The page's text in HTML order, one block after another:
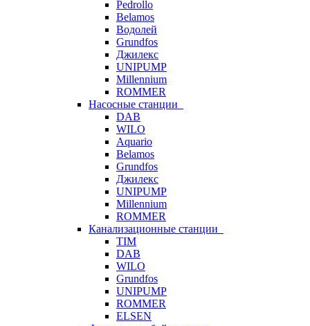
Pedrollo
Belamos
Водолей
Grundfos
Джилекс
UNIPUMP
Millennium
ROMMER
Насосные станции
DAB
WILO
Aquario
Belamos
Grundfos
Джилекс
UNIPUMP
Millennium
ROMMER
Канализационные станции
TIM
DAB
WILO
Grundfos
UNIPUMP
ROMMER
ELSEN